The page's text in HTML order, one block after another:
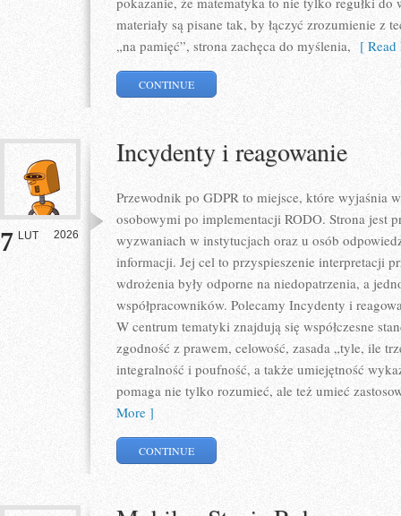
materiały są pisane tak, by łączyć zrozumienie z
„na pamięć”, strona zachęca do myślenia, [
CONTINUE
7 LUT 2026
Incydenty i reagowanie
Przewodnik po GDPR to miejsce, które wyjaśnia
osobowymi po implementacji RODO. Strona jest
wyzwaniach w instytucjach oraz u osób
informacji. Jej cel to przyspieszenie interpretacji
wdrożenia były odporne na niedopatrzenia, a
współpracowników. Polecamy Incydenty i
W centrum tematyki znajdują się współczesne
zgodność z prawem, celowość, zasada „tyle, ile
integralność i poufność, a także umiejętność
pomaga nie tylko rozumieć, ale też umieć
More ]
CONTINUE